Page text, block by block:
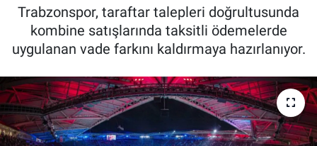
Trabzonspor, taraftar talepleri doğrultusunda
kombine satışlarında taksitli ödemelerde
uygulanan vade farkını kaldırmaya hazırlanıyor.
1461 TRABZON
FUTBOL
ALT LIGLER
TV VE SİNEMA
Haber Arşivi